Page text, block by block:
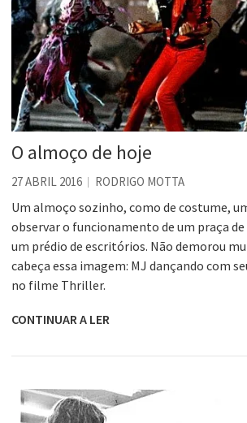
O almoço de hoje
27 ABRIL 2016 RODRIGO MOTTA
Um almoço sozinho, como de costume,
observar o funcionamento de um praça
um prédio de escritórios. Não demorou
cabeça essa imagem: MJ dançando com
no filme Thriller.
CONTINUAR A LER